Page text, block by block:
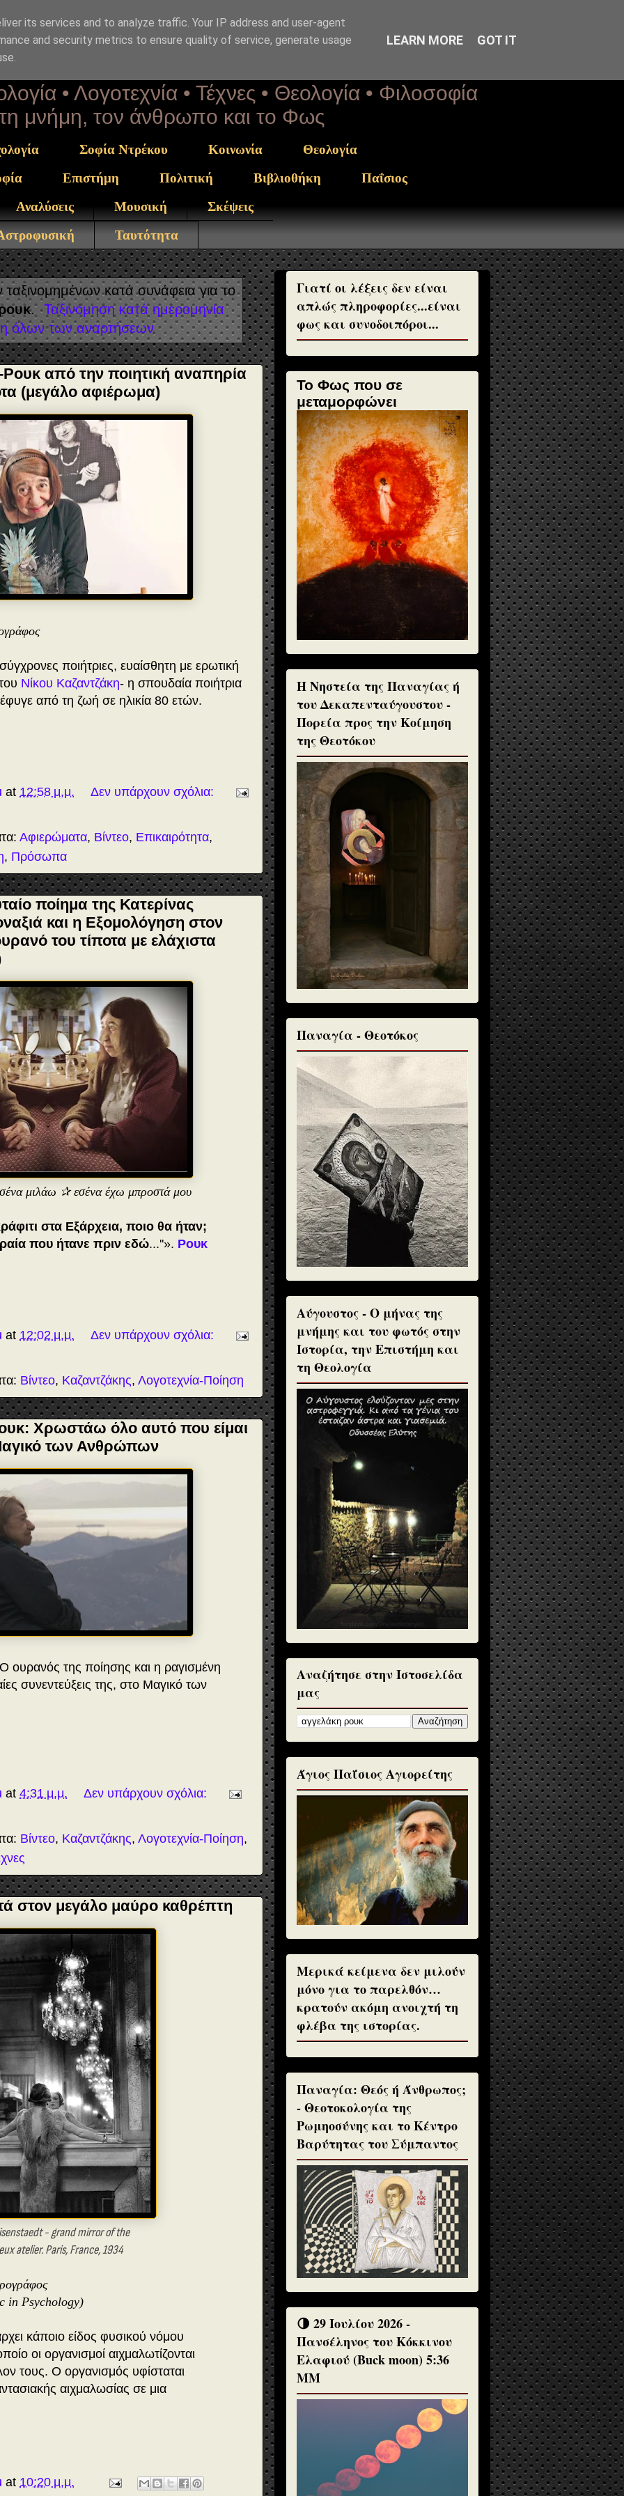
• Λογοτεχνία • Τέχνες • Θεολογία • Φιλοσοφία
τη μνήμη, τον άνθρωπο και το Φως
Σοφία Ντρέκου Κοινωνία
Θεολογία
Επιστήμη Πολιτική Βιβλιοθήκη
Παΐσιος
Αναλύσεις Μουσική
Σκέψεις
Ταυτότητα
κατά συνάφεια για το
. Ταξινόμηση κατά ημερομηνία
όλων των αναρτήσεων
από την ποιητική αναπηρία
(μεγάλο αφιέρωμα)
ποιήτριες, ευαίσθητη με ερωτική
Νίκου Καζαντζάκη- η σπουδαία ποιήτρια
από τη ζωή σε ηλικία 80 ετών.
at 12:58 μ.μ. Δεν υπάρχουν σχόλια:
Αφιερώματα, Βίντεο, Επικαιρότητα,
, Πρόσωπα
ποίημα της Κατερίνας
και η Εξομολόγηση στον
του τίποτα με ελάχιστα
μιλάω ✰ εσένα έχω μπροστά μου
στα Εξάρχεια, ποιο θα ήταν;
που ήτανε πριν εδώ...''». Ρουκ
at 12:02 μ.μ. Δεν υπάρχουν σχόλια:
Βίντεο, Καζαντζάκης, Λογοτεχνία-Ποίηση
Χρωστάω όλο αυτό που είμαι
των Ανθρώπων
ουρανός της ποίησης και η ραγισμένη
συνεντεύξεις της, στο Μαγικό των
at 4:31 μ.μ. Δεν υπάρχουν σχόλια:
Βίντεο, Καζαντζάκης, Λογοτεχνία-Ποίηση,
στον μεγάλο μαύρο καθρέπτη
- grand mirror of the
atelier. Paris, France, 1934
in Psychology)
κάποιο είδος φυσικού νόμου
οι οργανισμοί αιχμαλωτίζονται
τους. Ο οργανισμός υφίσταται
αιχμαλωσίας σε μια
at 10:20 μ.μ.
Γιατί οι λέξεις δεν είναι
απλώς πληροφορίες...είναι
φως και συνοδοιπόροι...
Το Φως που σε
μεταμορφώνει
H Νηστεία της Παναγίας ή
του Δεκαπενταύγουστου -
Πορεία προς την Κοίμηση
της Θεοτόκου
Παναγία - Θεοτόκος
Αύγουστος - Ο μήνας της
μνήμης και του φωτός στην
Ιστορία, την Επιστήμη και
τη Θεολογία
Αναζήτησε στην Ιστοσελίδα
μας
Άγιος Παΐσιος Αγιορείτης
Μερικά κείμενα δεν μιλούν
μόνο για το παρελθόν…
κρατούν ακόμη ανοιχτή τη
φλέβα της ιστορίας.
Παναγία: Θεός ή Άνθρωπος;
- Θεοτοκολογία της
Ρωμηοσύνης και το Κέντρο
Βαρύτητας του Σύμπαντος
🌗 29 Ιουλίου 2026 -
Πανσέληνος του Κόκκινου
Ελαφιού (Buck moon) 5:36
ΜΜ
its services and to analyze traffic. Your IP address and user-agent
and security metrics to ensure quality of service, generate usage
LEARN MORE GOT IT